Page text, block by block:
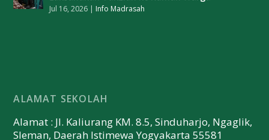
Jul 16, 2026 | Info Madrasah
ALAMAT SEKOLAH
Alamat : Jl. Kaliurang KM. 8.5, Sinduharjo, Ngaglik,
Sleman, Daerah Istimewa Yogyakarta 55581